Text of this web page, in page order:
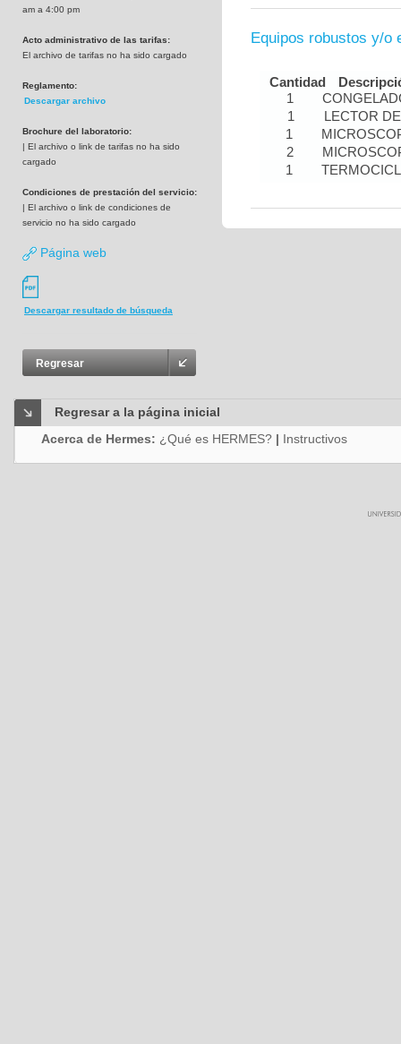
am a 4:00 pm
Acto administrativo de las tarifas:
El archivo de tarifas no ha sido cargado
Reglamento:
Descargar archivo
Brochure del laboratorio:
| El archivo o link de tarifas no ha sido
cargado
Condiciones de prestación del servicio:
| El archivo o link de condiciones de
servicio no ha sido cargado
Página web
Descargar resultado de búsqueda
Regresar
Equipos robustos y/o
Cantidad
1
1
LECTOR
1
2
1
Regresar a la página inicial
Acerca de Hermes: ¿Qué es HERMES? | Instructivos